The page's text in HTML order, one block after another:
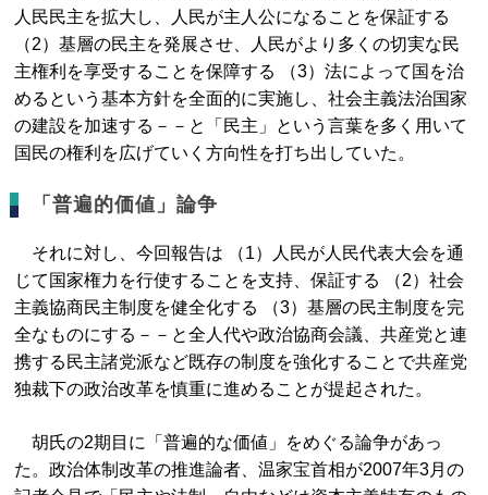
人民民主を拡大し、人民が主人公になることを保証する
（2）基層の民主を発展させ、人民がより多くの切実な民
主権利を享受することを保障する （3）法によって国を治
めるという基本方針を全面的に実施し、社会主義法治国家
の建設を加速する－－と「民主」という言葉を多く用いて
国民の権利を広げていく方向性を打ち出していた。
「普遍的価値」論争
それに対し、今回報告は （1）人民が人民代表大会を通
じて国家権力を行使することを支持、保証する （2）社会
主義協商民主制度を健全化する （3）基層の民主制度を完
全なものにする－－と全人代や政治協商会議、共産党と連
携する民主諸党派など既存の制度を強化することで共産党
独裁下の政治改革を慎重に進めることが提起された。
胡氏の2期目に「普遍的な価値」をめぐる論争があっ
た。政治体制改革の推進論者、温家宝首相が2007年3月の